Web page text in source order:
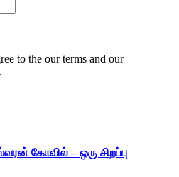
to the our terms and our
கோவில் – ஒரு சிறப்பு